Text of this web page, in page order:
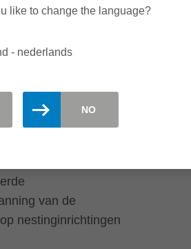
snedengeometrie
door
van de
nestinginrichtingen
like to change the language?
- nederlands
NO